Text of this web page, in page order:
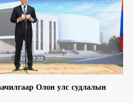
Олон улс судлалын